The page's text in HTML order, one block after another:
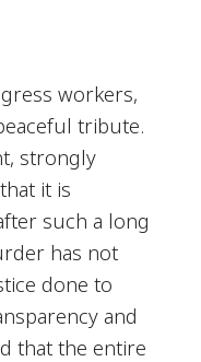
workers,
tribute.
strongly
it is
such a long
has not
done to
and
that the entire